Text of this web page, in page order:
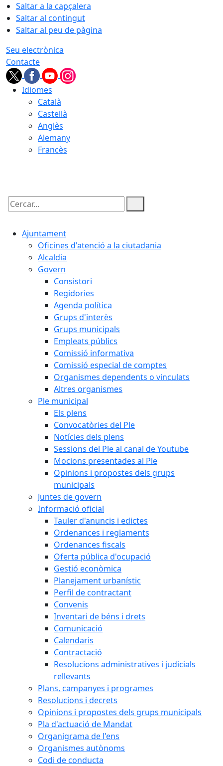
Saltar a la capçalera
Saltar al contingut
Saltar al peu de pàgina
Seu electrònica
Contacte
Idiomes
Català
Castellà
Anglès
Alemany
Francès
Cercar:
Ajuntament
Oficines d'atenció a la ciutadania
Alcaldia
Govern
Consistori
Regidories
Agenda política
Grups d'interès
Grups municipals
Empleats públics
Comissió informativa
Comissió especial de comptes
Organismes dependents o vinculats
Altres organismes
Ple municipal
Els plens
Convocatòries del Ple
Notícies dels plens
Sessions del Ple al canal de Youtube
Mocions presentades al Ple
Opinions i propostes dels grups
municipals
Juntes de govern
Informació oficial
Tauler d'anuncis i edictes
Ordenances i reglaments
Ordenances fiscals
Oferta pública d'ocupació
Gestió econòmica
Planejament urbanístic
Perfil de contractant
Convenis
Inventari de béns i drets
Comunicació
Calendaris
Contractació
Resolucions administratives i judicials
rellevants
Plans, campanyes i programes
Resolucions i decrets
Opinions i propostes dels grups municipals
Pla d'actuació de Mandat
Organigrama de l'ens
Organismes autònoms
Codi de conducta